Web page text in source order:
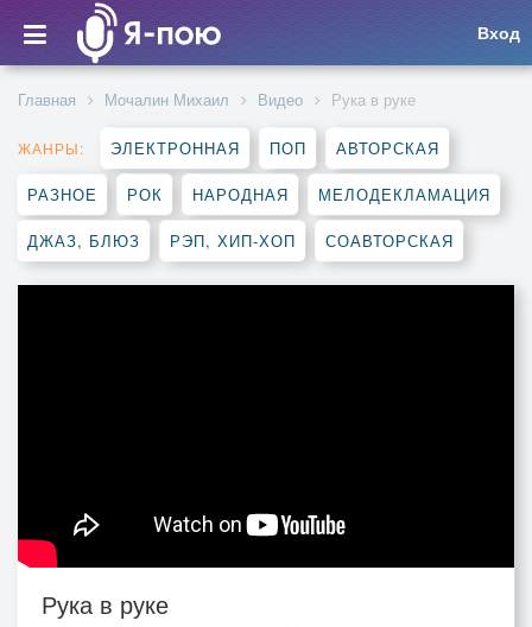
Вход
Главная Мочалин Михаил Видео Рука в руке
ЖАНРЫ: ЭЛЕКТРОННАЯ ПОП АВТОРСКАЯ
РАЗНОЕ РОК НАРОДНАЯ МЕЛОДЕКЛАМАЦИЯ
ДЖАЗ, БЛЮЗ РЭП, ХИП-ХОП СОАВТОРСКАЯ
Рука в руке